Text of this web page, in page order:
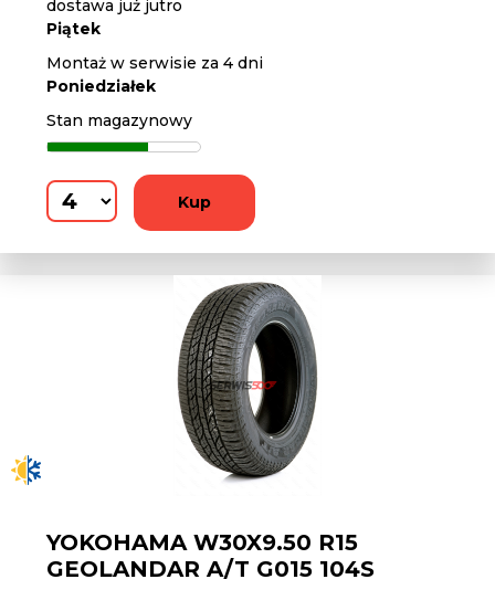
dostawa już jutro
Piątek
Montaż w serwisie za 4 dni
Poniedziałek
Stan magazynowy
Kup
YOKOHAMA W30X9.50 R15
GEOLANDAR A/T G015 104S